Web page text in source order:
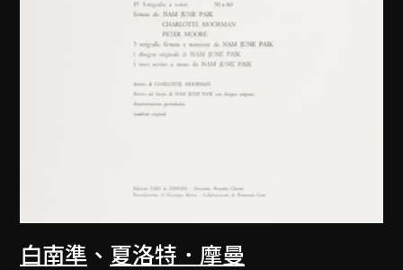
白南準 、 夏洛特．摩曼